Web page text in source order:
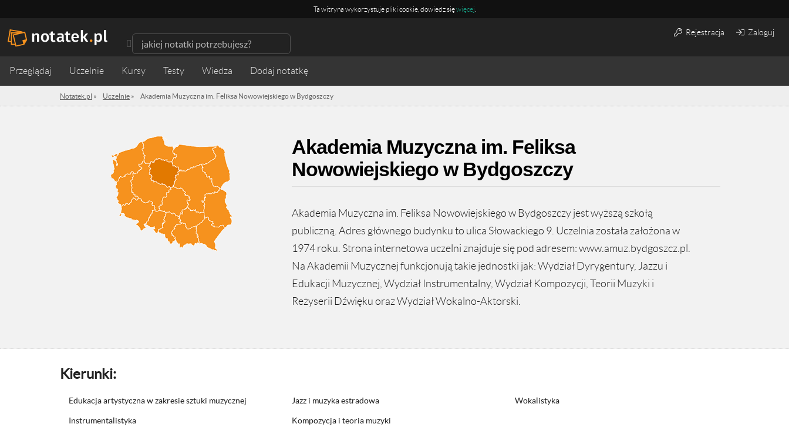
Ta witryna wykorzystuje pliki cookie, dowiedz sięwięcej
Rejestracja Zaloguj
Przeglądaj Uczelnie Kursy Testy Wiedza
Notatek.pl » Uczelnie » Akademia Muzyczna im. Feliksa Nowowiejskiego w Bydgoszczy
Akademia Muzyczna im. Feliksa
Nowowiejskiego w Bydgoszczy
Akademia Muzyczna im. Feliksa Nowowiejskiego w Bydgoszczy jest wyższą szkołą
publiczną. Adres głównego budynku to ulica Słowackiego 9. Uczelnia została założona w
1974 roku. Strona internetowa uczelni znajduje się pod adresem: www.amuz.bydgoszcz.pl.
Na Akademii Muzycznej funkcjonują takie jednostki jak: Wydział Dyrygentury, Jazzu i
Edukacji Muzycznej, Wydział Instrumentalny, Wydział Kompozycji, Teorii Muzyki i
Reżyserii Dźwięku oraz Wydział Wokalno-Aktorski.
Kierunki:
Edukacja artystyczna w zakresie sztuki muzycznej
Instrumentalistyka
Jazz i muzyka estradowa
Kompozycja i teoria muzyki
Wokalistyka